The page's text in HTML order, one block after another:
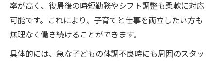
率が高く、復帰後の時短勤務やシフト調整も柔軟に対応
可能です。これにより、子育てと仕事を両立したい方も
無理なく働き続けることができます。
具体的には、急な子どもの体調不良時にも周囲のスタッ